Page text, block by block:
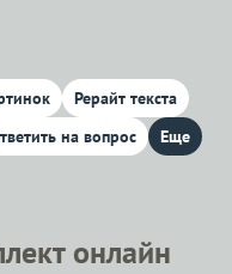
Рерайт текста
на вопрос Еще
онлайн